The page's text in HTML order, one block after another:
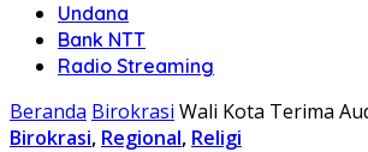
Undana
Bank NTT
Radio Streaming
Beranda Birokrasi Wali Kota Terima
Birokrasi, Regional, Religi